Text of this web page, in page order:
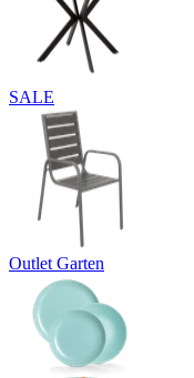
SALE
Outlet Garten